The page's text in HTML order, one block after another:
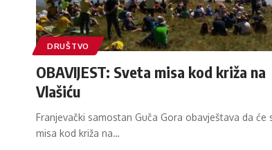
DRUŠTVO
OBAVIJEST: Sveta misa kod križa na
Vlašiću
Franjevački samostan Guča Gora obavještava da će
misa kod križa na…